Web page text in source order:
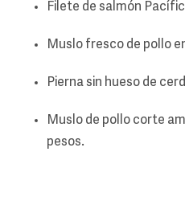
Filete de salmón
Muslo fresco de pollo
Pierna sin hueso de
Muslo de pollo corte
pesos.